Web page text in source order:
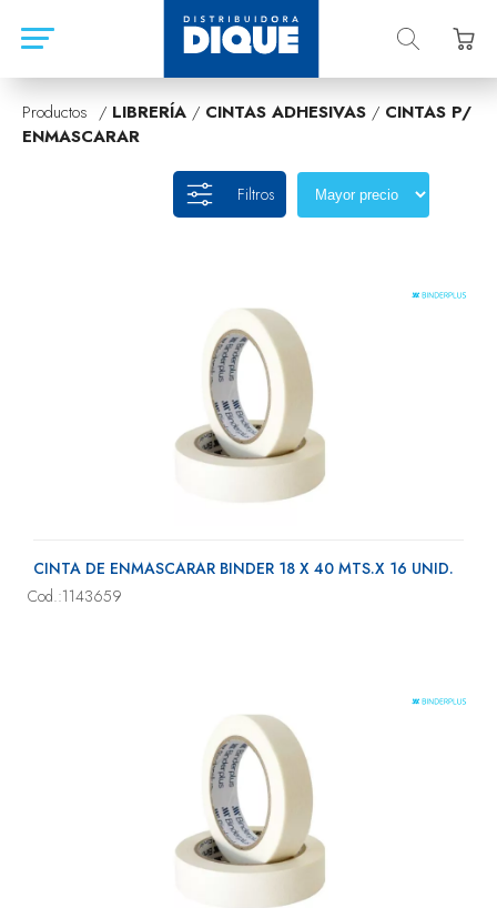
Productos / LIBRERÍA / CINTAS ADHESIVAS / CINTAS P/
ENMASCARAR
Filtros
CINTA DE ENMASCARAR BINDER 18 X 40 MTS.X 16 UNID.
Cod.:1143659